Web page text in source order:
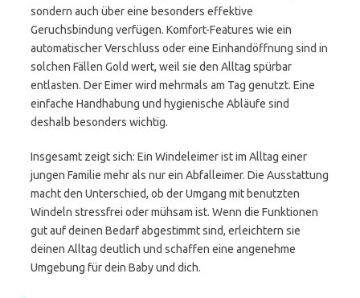
sondern auch über eine besonders effektive
Geruchsbindung verfügen. Komfort-Features wie ein
automatischer Verschluss oder eine Einhandöffnung sind in
solchen Fällen Gold wert, weil sie den Alltag spürbar
entlasten. Der Eimer wird mehrmals am Tag genutzt. Eine
einfache Handhabung und hygienische Abläufe sind
deshalb besonders wichtig.
Insgesamt zeigt sich: Ein Windeleimer ist im Alltag einer
jungen Familie mehr als nur ein Abfalleimer. Die Ausstattung
macht den Unterschied, ob der Umgang mit benutzten
Windeln stressfrei oder mühsam ist. Wenn die Funktionen
gut auf deinen Bedarf abgestimmt sind, erleichtern sie
deinen Alltag deutlich und schaffen eine angenehme
Umgebung für dein Baby und dich.